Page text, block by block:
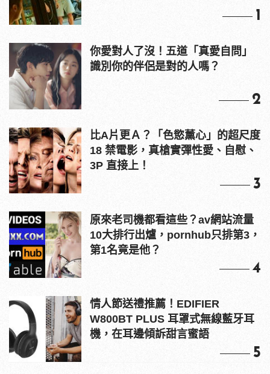
1
你愛對人了沒！五道「真愛自問」
識別你的伴侶是對的人嗎？
2
比A片更Ａ？「色慾薰心」的超尺度
18 禁電影，真槍實彈性愛、自慰、
3P 直接上！
3
原來老司機都看這些？av網站流量
10大排行出爐，pornhub只排第3，
第1名竟是他？
4
情人節送禮推薦！EDIFIER
W800BT PLUS 耳罩式無線藍牙耳
機，在耳邊傾訴甜言蜜語
5